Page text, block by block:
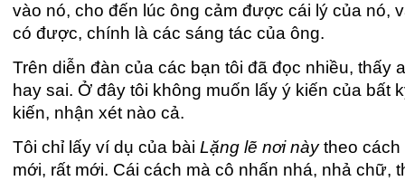
vào nó, cho đến lúc ông cảm được cái lý của nó,
có được, chính là các sáng tác của ông.
Trên diễn đàn của các bạn tôi đã đọc nhiều, thấy
hay sai. Ở đây tôi không muốn lấy ý kiến của bất
kiến, nhận xét nào cả.
Tôi chỉ lấy ví dụ của bài Lặng lẽ nơi nàytheo cách
mới, rất mới. Cái cách mà cô nhấn nhá, nhả chữ,